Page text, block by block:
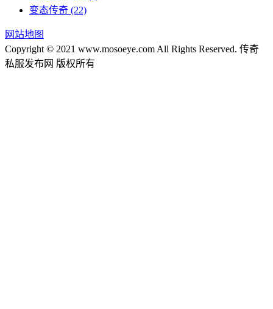
变态传奇 (22)
网站地图
Copyright © 2021 www.mosoeye.com All Rights Reserved. 传奇
私服发布网 版权所有